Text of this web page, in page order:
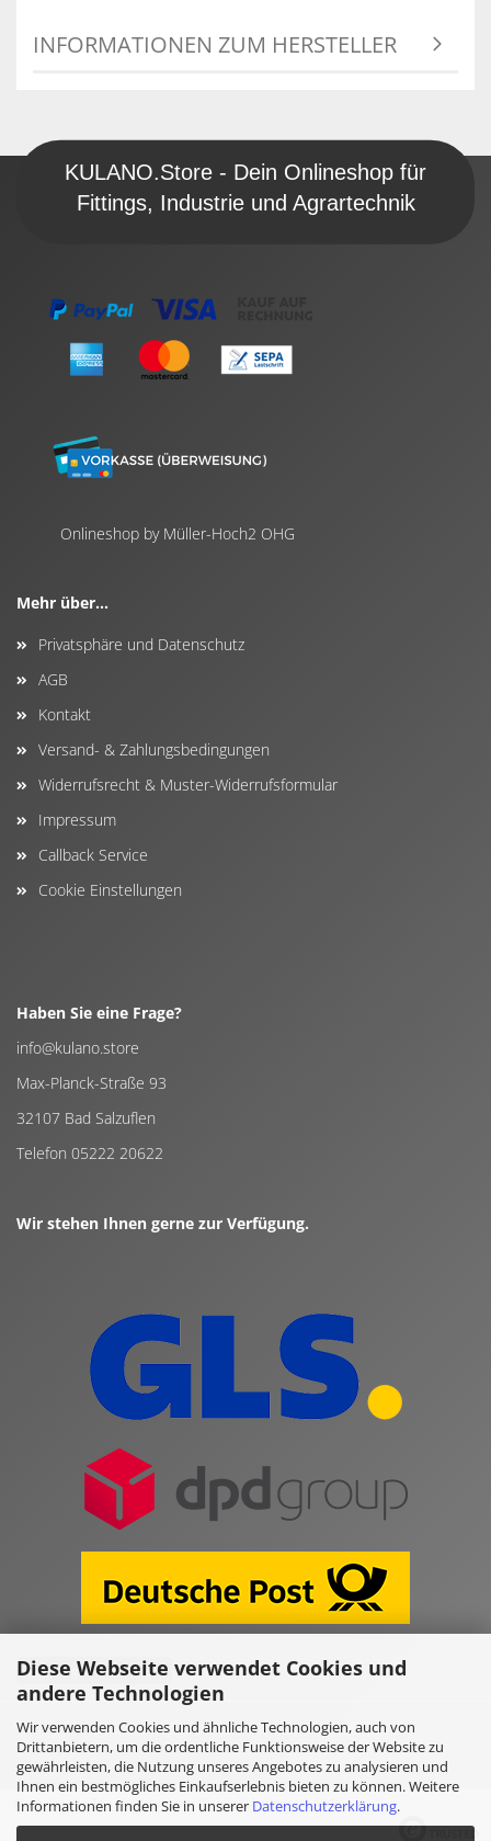
Diese Webseite verwendet Cookies und
andere Technologien
Wir verwenden Cookies und ähnliche Technologien, auch von
Drittanbietern, um die ordentliche Funktionsweise der Website zu
gewährleisten, die Nutzung unseres Angebotes zu analysieren und
Ihnen ein bestmögliches Einkaufserlebnis bieten zu können. Weitere
Informationen finden Sie in unserer Datenschutzerklärung.
INFORMATIONEN ZUM HERSTELLER
KULANO.Store - Dein Onlineshop für
Fittings, Industrie und Agrartechnik
Onlineshop by Müller-Hoch2 OHG
Mehr über...
Privatsphäre und Datenschutz
AGB
Kontakt
Versand- & Zahlungsbedingungen
Widerrufsrecht & Muster-Widerrufsformular
Impressum
Callback Service
Cookie Einstellungen
Haben Sie eine Frage?
info@kulano.store
Max-Planck-Straße 93
32107 Bad Salzuflen
Telefon 05222 20622
Wir stehen Ihnen gerne zur Verfügung.
Vertrag widerrufen
Online Shop erstellenmit Gambio.de © 2026
Ausgewählte Top-Bewertungen für www.kulano.store/de